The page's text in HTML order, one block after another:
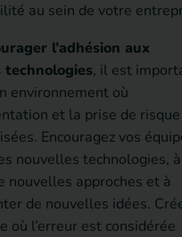
au sein de votre
l’adhésion aux
technologies, il est
environnement où
et la prise de risque
Encouragez vos
nouvelles technologies, à
nouvelles approches et à
de nouvelles idées.
où l’erreur est considérée